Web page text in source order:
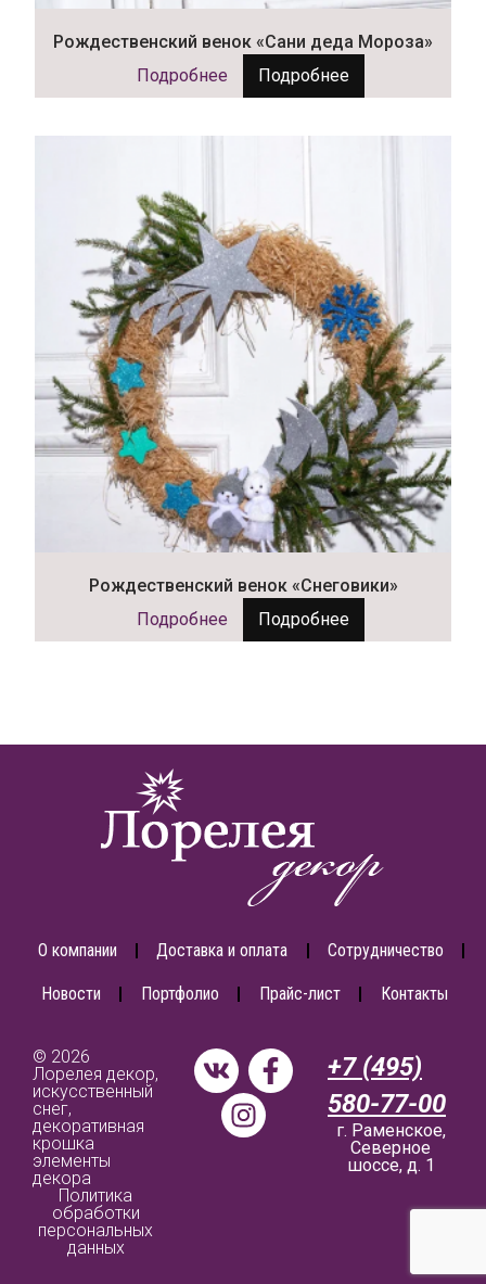
Рождественский венок «Сани деда Мороза»
Подробнее
Подробнее
Рождественский венок «Снеговики»
Подробнее
Подробнее
О компании Доставка и оплата Сотрудничество
Новости Портфолио Прайс-лист Контакты
© 2026
Лорелея декор,
искусственный
снег,
декоративная
крошка
элементы
декора
Политика
обработки
персональных
данных
+7 (495)
580-77-00
г. Раменское,
Северное
шоссе, д. 1